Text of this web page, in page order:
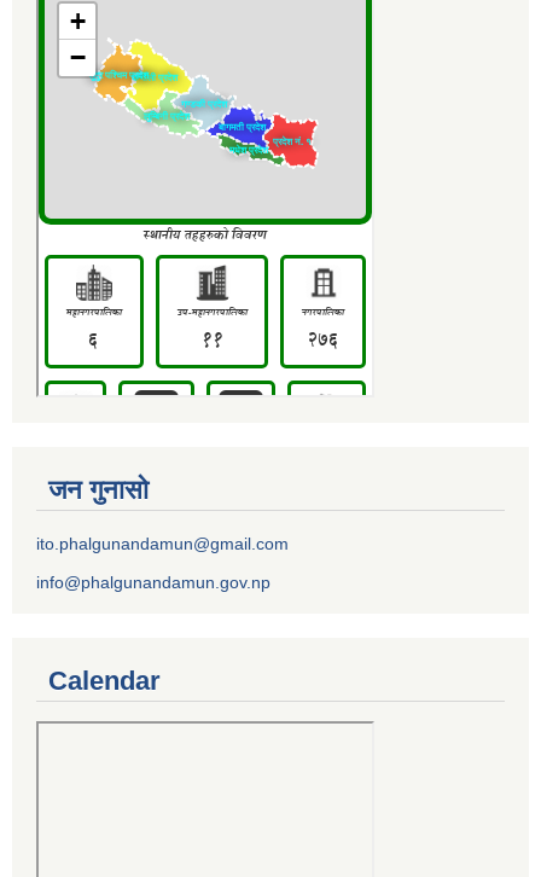
जन गुनासो
ito.phalgunandamun@gmail.com
info@phalgunandamun.gov.np
Calendar